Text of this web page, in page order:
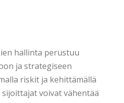
hallinta perustuu
ja strategiseen
riskit ja kehittämällä
voivat vähentää